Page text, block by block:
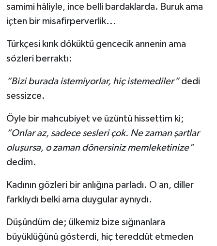
samimi hâliyle, ince belli bardaklarda. Buruk ama
içten bir misafirperverlik...
Türkçesi kırık döküktü gencecik annenin ama
sözleri berraktı:
“Bizi burada istemiyorlar, hiç istemediler”dedi
sessizce.
Öyle bir mahcubiyet ve üzüntü hissettim ki;
“Onlar az, sadece sesleri çok. Ne zaman şartlar
oluşursa, o zaman dönersiniz memleketinize”
dedim.
Kadının gözleri bir anlığına parladı. O an, diller
farklıydı belki ama duygular aynıydı.
Düşündüm de; ülkemiz bize sığınanlara
büyüklüğünü gösterdi, hiç tereddüt etmeden